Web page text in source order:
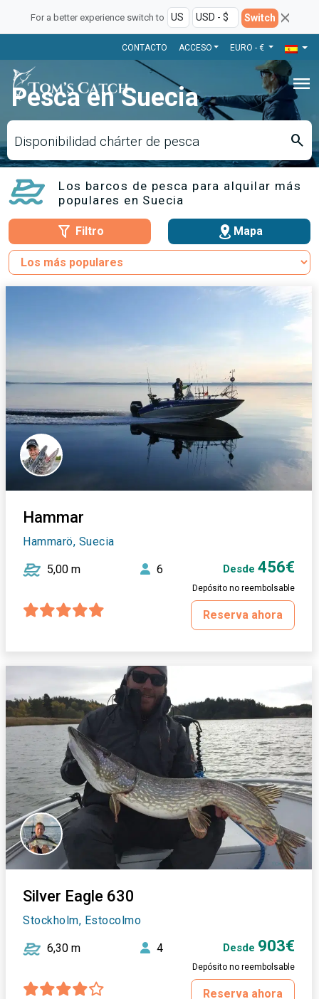
For a better experience switch to Switch
CONTACTO ACCESO EURO - €
menu
Pesca en Suecia
Disponibilidad chárter de pesca search
Los barcos de pesca para alquilar más
populares en Suecia
Filtro Mapa
Hammar
Hammarö, Suecia
5,00 m 6 Desde 456€
Depósito no reembolsable
Reserva ahora
Silver Eagle 630
Stockholm, Estocolmo
6,30 m 4 Desde 903€
Depósito no reembolsable
Reserva ahora